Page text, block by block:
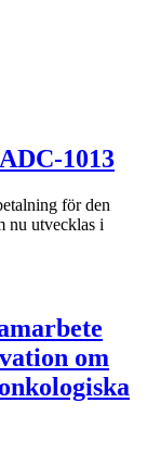
1013
för den
nu utvecklas i
om